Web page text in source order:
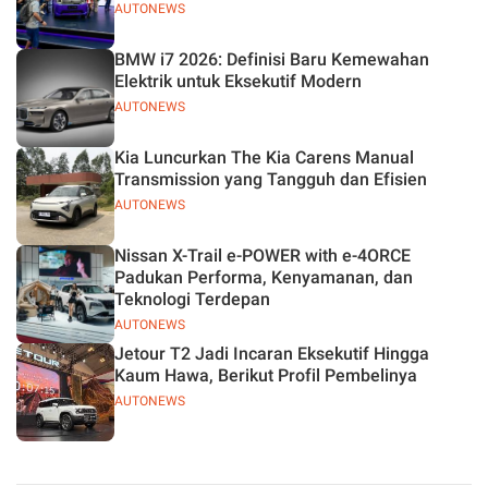
AUTONEWS
AUTONEWS
BMW i7 2026: Definisi Baru Kemewahan
Elektrik untuk Eksekutif Modern
AUTONEWS
Kia Luncurkan The Kia Carens Manual
Transmission yang Tangguh dan Efisien
AUTONEWS
Nissan X-Trail e-POWER with e-4ORCE
Padukan Performa, Kenyamanan, dan
Teknologi Terdepan
AUTONEWS
Jetour T2 Jadi Incaran Eksekutif Hingga
Kaum Hawa, Berikut Profil Pembelinya